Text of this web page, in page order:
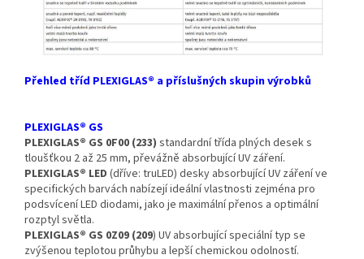
Přehled tříd PLEXIGLAS® a příslušných skupin výrobků
PLEXIGLAS® GS
PLEXIGLAS® GS 0F00 (233) standardní třída plných desek s
tloušťkou 2 až 25 mm, převážně absorbující UV záření.
PLEXIGLAS® LED (dříve: truLED) desky absorbující UV záření ve
specifických barvách nabízejí ideální vlastnosti zejména pro
podsvícení LED diodami, jako je maximální přenos a optimální
rozptyl světla.
PLEXIGLAS® GS 0Z09 (209) UV absorbující speciální typ se
zvýšenou teplotou průhybu a lepší chemickou odolností.